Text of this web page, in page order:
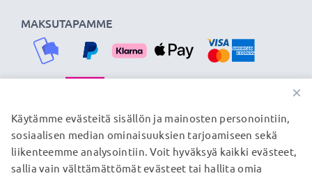
MAKSUTAPAMME
TOIMITUSKUMPPANIMME
© subtel.fi 2026
×
Käytämme evästeitä sisällön ja mainosten personointiin,
sosiaalisen median ominaisuuksien tarjoamiseen sekä
liikenteemme analysointiin. Voit hyväksyä kaikki evästeet,
sallia vain välttämättömät evästeet tai hallita omia